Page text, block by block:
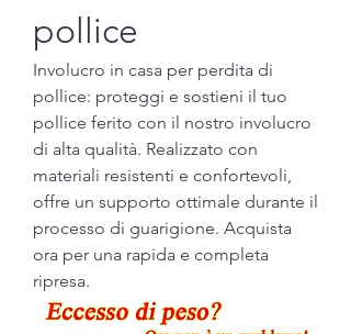
pollice
Involucro in casa per perdita di
pollice: proteggi e sostieni il tuo
pollice ferito con il nostro involucro
di alta qualità. Realizzato con
materiali resistenti e confortevoli,
offre un supporto ottimale durante il
processo di guarigione. Acquista
ora per una rapida e completa
ripresa.